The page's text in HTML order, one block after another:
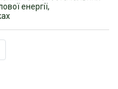
енергії,